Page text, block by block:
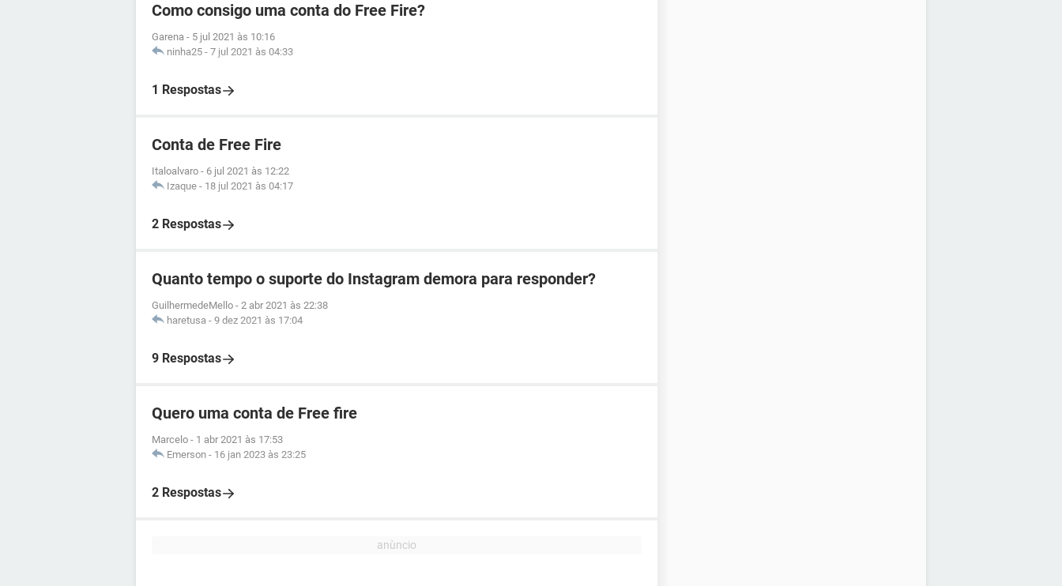
Como consigo uma conta do Free Fire?
Garena - 5 jul 2021 às 10:16
ninha25 - 7 jul 2021 às 04:33
1 Respostas
Conta de Free Fire
Italoalvaro - 6 jul 2021 às 12:22
Izaque - 18 jul 2021 às 04:17
2 Respostas
Quanto tempo o suporte do Instagram demora para responder?
GuilhermedeMello - 2 abr 2021 às 22:38
haretusa - 9 dez 2021 às 17:04
9 Respostas
Quero uma conta de Free fire
Marcelo - 1 abr 2021 às 17:53
Emerson - 16 jan 2023 às 23:25
2 Respostas